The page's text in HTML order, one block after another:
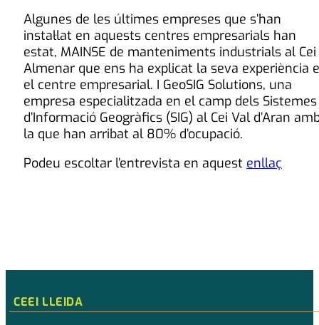
Algunes de les últimes empreses que s’han
instal·lat en aquests centres empresarials han
estat, MAINSE de manteniments industrials al Cei
Almenar que ens ha explicat la seva experiència
el centre empresarial. I GeoSIG Solutions, una
empresa especialitzada en el camp dels Sistemes
d’Informació Geogràfics (SIG) al Cei Val d’Aran
la que han arribat al 80% d’ocupació.
Podeu escoltar l’entrevista en aquest enllaç
CEEI LLEIDA